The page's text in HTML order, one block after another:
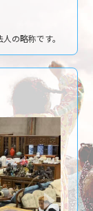
の略称です。